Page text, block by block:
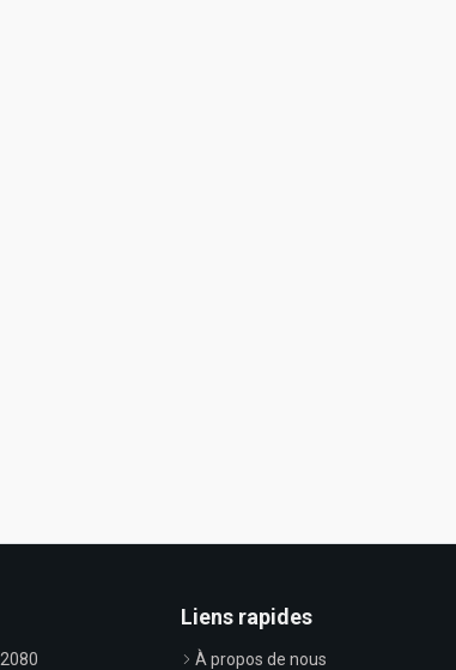
Liens rapides
À propos de nous